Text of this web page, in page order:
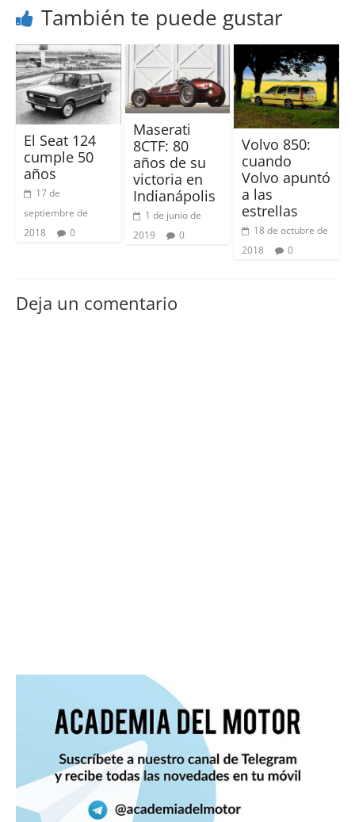
También te puede gustar
El Seat 124
cumple 50
años
17 de
septiembre de
2018
0
Maserati
8CTF: 80
años de su
victoria en
Indianápolis
1 de junio de
2019
0
Volvo 850:
cuando
Volvo apuntó
a las
estrellas
18 de octubre de
2018
0
Deja un comentario